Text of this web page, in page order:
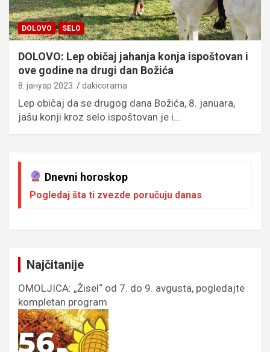
DOLOVO SELO
DOLOVO: Lep običaj jahanja konja ispoštovan i
ove godine na drugi dan Božića
8. јануар 2023. dakicorama
Lep običaj da se drugog dana Božića, 8. januara,
jašu konji kroz selo ispoštovan je i…
Dnevni horoskop
Pogledaj šta ti zvezde poručuju danas
Najčitanije
OMOLJICA: „Žisel“ od 7. do 9. avgusta, pogledajte
kompletan program